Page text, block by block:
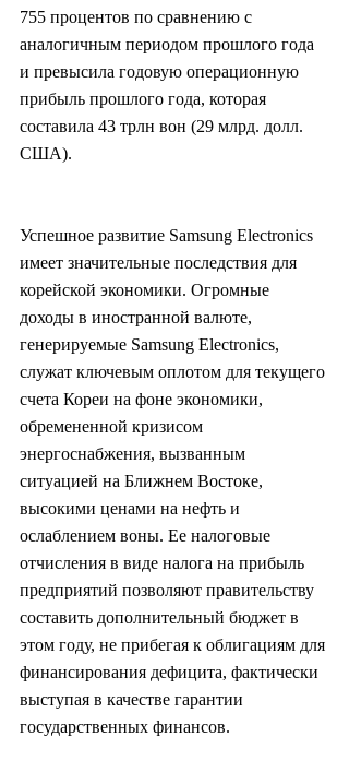
755 процентов по сравнению с
аналогичным периодом прошлого года
и превысила годовую операционную
прибыль прошлого года, которая
составила 43 трлн вон (29 млрд. долл.
США).
Успешное развитие Samsung Electronics
имеет значительные последствия для
корейской экономики. Огромные
доходы в иностранной валюте,
генерируемые Samsung Electronics,
служат ключевым оплотом для текущего
счета Кореи на фоне экономики,
обремененной кризисом
энергоснабжения, вызванным
ситуацией на Ближнем Востоке,
высокими ценами на нефть и
ослаблением воны. Ее налоговые
отчисления в виде налога на прибыль
предприятий позволяют правительству
составить дополнительный бюджет в
этом году, не прибегая к облигациям для
финансирования дефицита, фактически
выступая в качестве гарантии
государственных финансов.